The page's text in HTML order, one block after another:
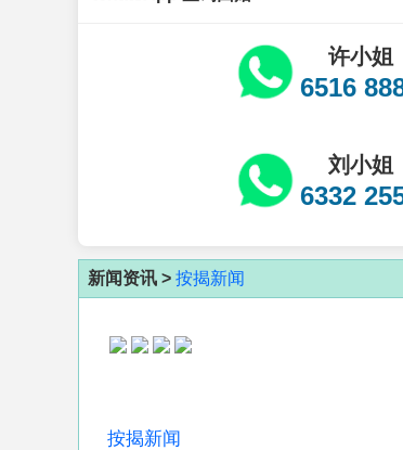
许小姐
6516
刘小姐
6332
新闻资讯 > 按揭新闻
按揭新闻